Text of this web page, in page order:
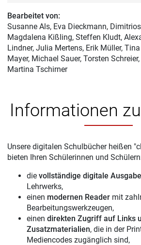
Bearbeitet von:
Susanne Als, Eva Dieckmann,
Magdalena Kißling, Steffen Kludt,
Lindner, Julia Mertens, Erik Müller,
Mayer, Michael Sauer, Torsten
Martina Tschirner
Informationen
Unsere digitalen Schulbücher heißen
bieten Ihren Schülerinnen und
die vollständige digitale Ausgabe
Lehrwerks,
einen modernen Reader mit
Bearbeitungswerkzeugen,
einen direkten Zugriff auf Links
Zusatzmaterialien, die in der
Mediencodes zugänglich sind,